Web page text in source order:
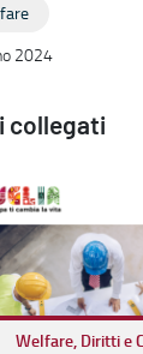
2024
collegati
Welfare, Diritti e